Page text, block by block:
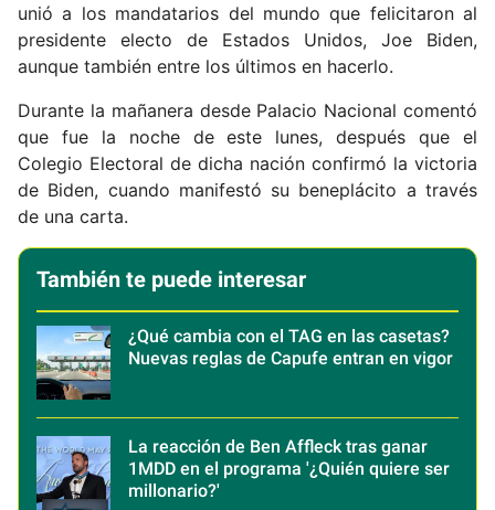
unió a los mandatarios del mundo que felicitaron al
presidente electo de Estados Unidos, Joe Biden,
aunque también entre los últimos en hacerlo.
Durante la mañanera desde Palacio Nacional comentó
que fue la noche de este lunes, después que el
Colegio Electoral de dicha nación confirmó la victoria
de Biden, cuando manifestó su beneplácito a través
de una carta.
También te puede interesar
¿Qué cambia con el TAG en las casetas?
Nuevas reglas de Capufe entran en vigor
La reacción de Ben Affleck tras ganar
1MDD en el programa '¿Quién quiere ser
millonario?'